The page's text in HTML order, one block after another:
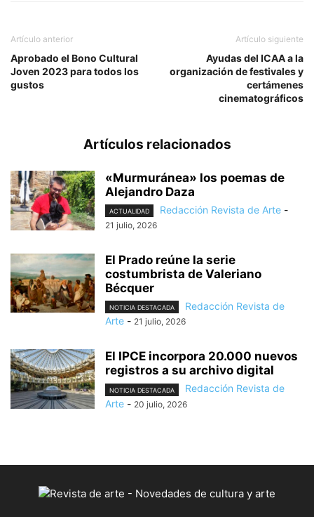
Artículo anterior
Aprobado el Bono Cultural
Joven 2023 para todos los
gustos
Artículo siguiente
Ayudas del ICAA a la
organización de festivales y
certámenes
cinematográficos
Artículos relacionados
«Murmuránea» los poemas de
Alejandro Daza
ACTUALIDAD Redacción Revista de Arte -
21 julio, 2026
El Prado reúne la serie
costumbrista de Valeriano
Bécquer
NOTICIA DESTACADA
Redacción Revista de
Arte - 21 julio, 2026
El IPCE incorpora 20.000 nuevos
registros a su archivo digital
NOTICIA DESTACADA
Redacción Revista de
Arte - 20 julio, 2026